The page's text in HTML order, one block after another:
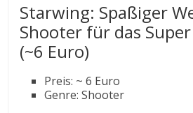
Starwing: Spaßiger
Shooter für das
(~6 Euro)
Preis: ~ 6 Euro
Genre: Shooter